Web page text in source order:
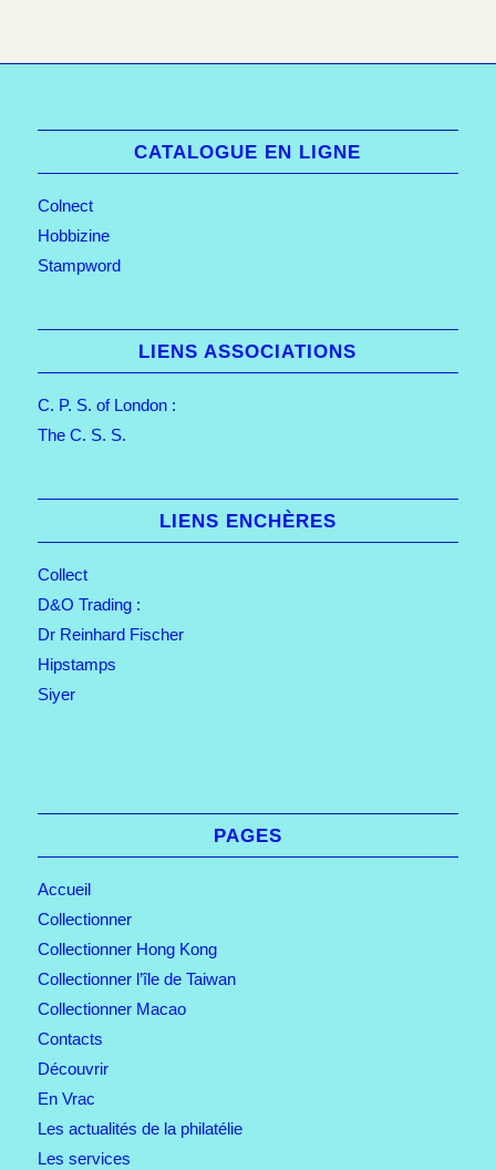
CATALOGUE EN LIGNE
Colnect
Hobbizine
Stampword
LIENS ASSOCIATIONS
C. P. S. of London :
The C. S. S.
LIENS ENCHÈRES
Collect
D&O Trading :
Dr Reinhard Fischer
Hipstamps
Siyer
PAGES
Accueil
Collectionner
Collectionner Hong Kong
Collectionner l’île de Taiwan
Collectionner Macao
Contacts
Découvrir
En Vrac
Les actualités de la philatélie
Les services